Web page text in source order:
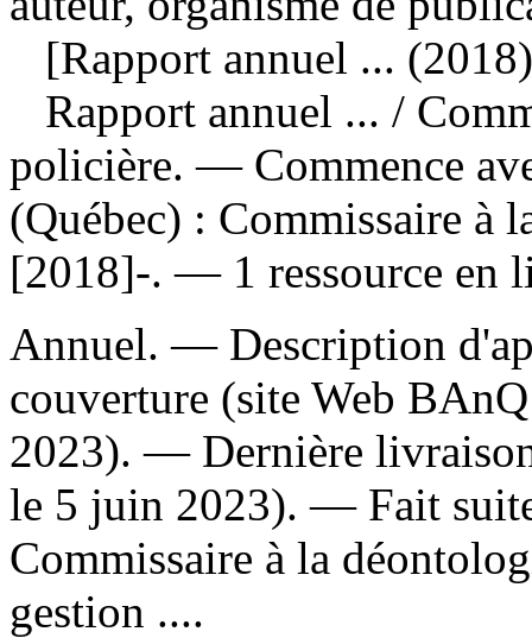
[Rapport annuel ...
Rapport annuel ... /
policière. — Commence
(Québec) : Commissaire à
[2018]-. — 1 ressource en
Annuel. — Description
couverture (site Web
2023). — Dernière
le 5 juin 2023). — Fait
Commissaire à la
gestion ....